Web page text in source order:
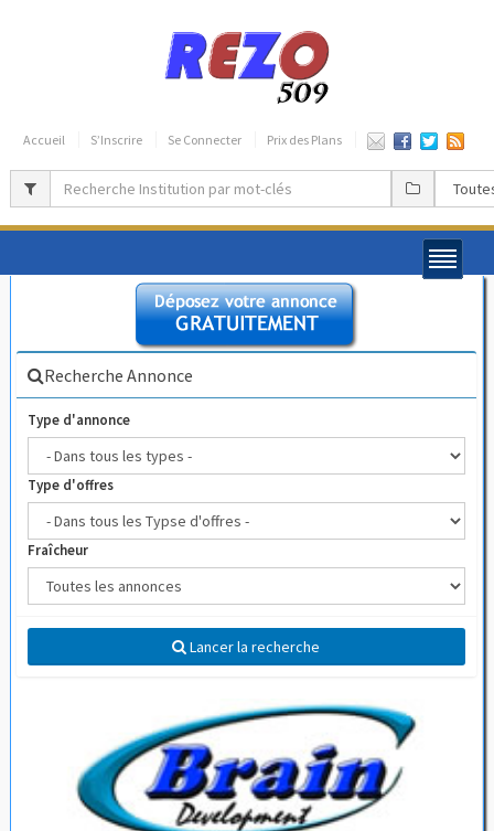
Accueil S’Inscrire Se Connecter Prix des Plans
Recherche Annonce
Type d'annonce
Type d'offres
Fraîcheur
Lancer la recherche